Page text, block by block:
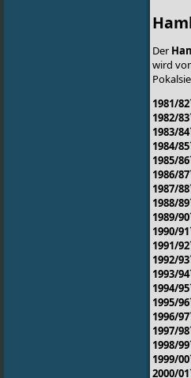
Der
wird
1981/
1982/
1983/
1984/
1985/
1986/
1987/
1988/
1989/
1990/
1991/
1992/
1993/
1994/
1995/
1996/
1997/
1998/
1999/
2000/